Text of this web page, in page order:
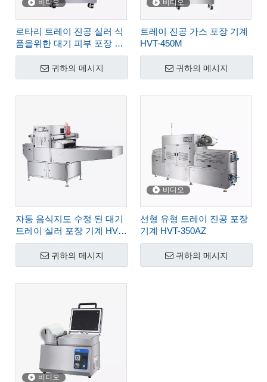
비디오
로타리 트레이 진공 실러 식
품을위한 대기 피부 포장 기
계 HVT-450R-4S
귀하의 메시지
비디오
트레이 진공 가스 포장 기계
HVT-450M
귀하의 메시지
자동 음식지도 수정 된 대기
트레이 실러 포장 기계 HVT-
450A
귀하의 메시지
비디오
선형 유형 트레이 진공 포장
기계 HVT-350AZ
귀하의 메시지
비디오